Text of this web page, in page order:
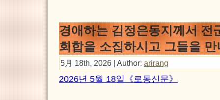
경애하는 김정은동지께서 전
회합을 소집하시고 그들을
5月 18th, 2026 | Author: arirang
2026년 5월 18일《로동신문》